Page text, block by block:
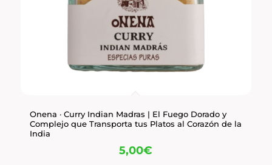
Onena · Curry Indian Madras | El Fuego Dorado y
Complejo que Transporta tus Platos al Corazón de la
India
5,00€